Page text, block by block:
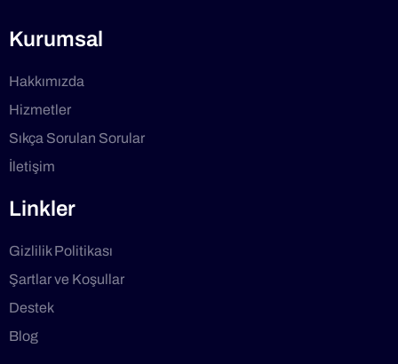
Kurumsal
Hakkımızda
Hizmetler
Sıkça Sorulan Sorular
İletişim
Linkler
Gizlilik Politikası
Şartlar ve Koşullar
Destek
Blog